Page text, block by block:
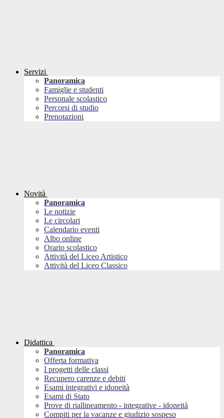
Servizi
Panoramica
Famiglie e studenti
Personale scolastico
Percorsi di studio
Prenotazioni
Novità
Panoramica
Le notizie
Le circolari
Calendario eventi
Albo online
Orario scolastico
Attività del Liceo Artistico
Attività del Liceo Classico
Didattica
Panoramica
Offerta formativa
I progetti delle classi
Recupero carenze e debiti
Esami integrativi e idoneità
Esami di Stato
Prove di riallineamento - integrative - idoneità
Compiti per la vacanze e giudizio sospeso